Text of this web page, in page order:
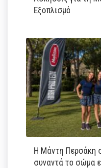
Εξοπλισμό
Η Μάντη Περσάκη
συναντά το σώμα